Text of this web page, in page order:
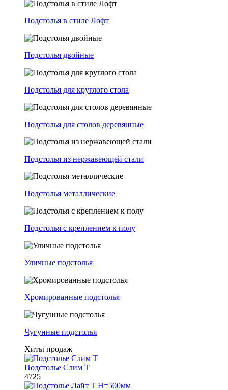
Подстолья в стиле Лофт
Подстолья двойные
Подстолья для круглого стола
Подстолья для столов деревянные
Подстолья из нержавеющей стали
Подстолья металлические
Подстолья с креплением к полу
Уличные подстолья
Хромированные подстолья
Чугунные подстолья
Хиты продаж
Подстолье Слим Т
4725